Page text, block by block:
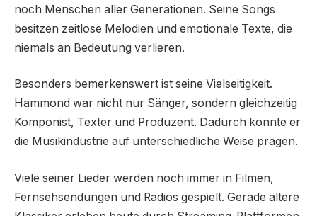
noch Menschen aller Generationen. Seine Songs
besitzen zeitlose Melodien und emotionale Texte, die
niemals an Bedeutung verlieren.
Besonders bemerkenswert ist seine Vielseitigkeit.
Hammond war nicht nur Sänger, sondern gleichzeitig
Komponist, Texter und Produzent. Dadurch konnte er
die Musikindustrie auf unterschiedliche Weise prägen.
Viele seiner Lieder werden noch immer in Filmen,
Fernsehsendungen und Radios gespielt. Gerade ältere